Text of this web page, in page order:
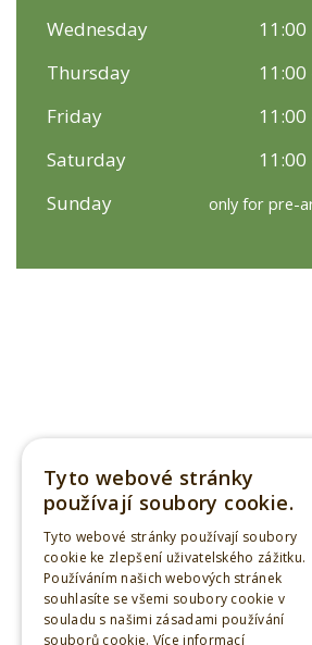
Wednesday
11:00
Thursday
11:00
Friday
11:00
Saturday
11:00
Sunday
only for pre-
Tyto webové stránky
používají soubory cookie.
Tyto webové stránky používají soubory
cookie ke zlepšení uživatelského zážitku.
Používáním našich webových stránek
souhlasíte se všemi soubory cookie v
souladu s našimi zásadami používání
souborů cookie. Více informací